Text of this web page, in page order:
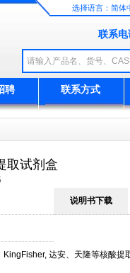
选择语言： 简体
联系
聘 联系方式
取试剂盒
说明书下载
达安、天隆等核酸提